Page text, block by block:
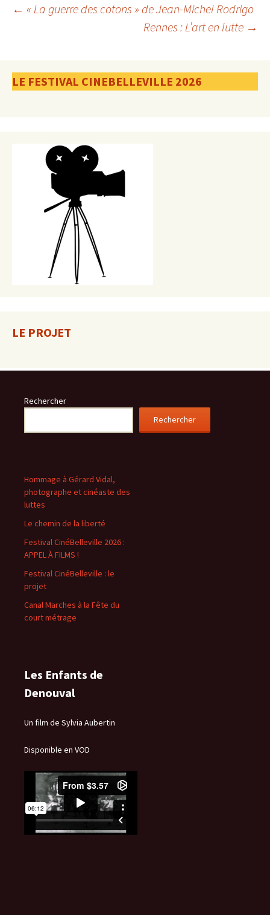
Navigation
articles
← « La guerre des cotons » de Jean-Michel Rodrigo
Rennes : L’art en lutte →
LE FESTIVAL CINEBELLEVILLE 2026
LE PROJET
Rechercher
Rechercher
Hommage à Gérard Vidal,
photographe et cinéaste des
luttes
Le chemin de la liberté
Festival CinéBelleville 2026 :
APPEL À FILMS !
Festival CinéBelleville : le
projet
Canal Marches à la Fête du
court métrage
Les Enfants de
Denouval
Un film de Sylvia Aubertin
Disponible en VOD